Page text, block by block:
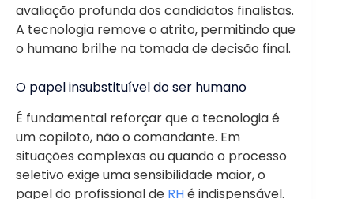
avaliação profunda dos candidatos finalistas.
A tecnologia remove o atrito, permitindo que
o humano brilhe na tomada de decisão final.
O papel insubstituível do ser humano
É fundamental reforçar que a tecnologia é
um copiloto, não o comandante. Em
situações complexas ou quando o processo
seletivo exige uma sensibilidade maior, o
papel do profissional de RHé indispensável.